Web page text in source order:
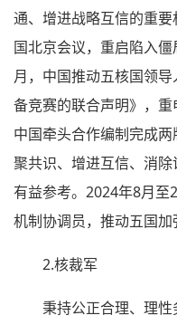
通、增进战略互信的重
国北京会议，重启陷入
月，中国推动五核国领
备竞赛的联合声明》，重
中国牵头合作编制完成
聚共识、增进互信、消
有益参考。2024年8月至
机制协调员，推动五国加
2.核裁军
秉持公正合理、理